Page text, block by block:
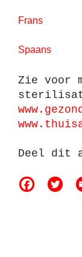
Frans
Spaans
Zie voor
Deel dit